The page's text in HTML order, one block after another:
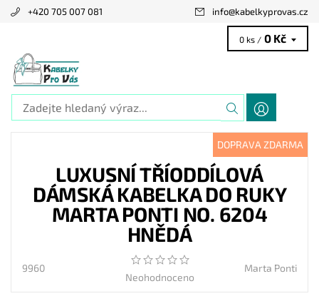
+420 705 007 081 info@kabelkyprovas.cz
0 ks / 0 Kč
DOPRAVA ZDARMA
LUXUSNÍ TŘÍODDÍLOVÁ
DÁMSKÁ KABELKA DO RUKY
MARTA PONTI NO. 6204
HNĚDÁ
9960
Neohodnoceno
Marta Ponti